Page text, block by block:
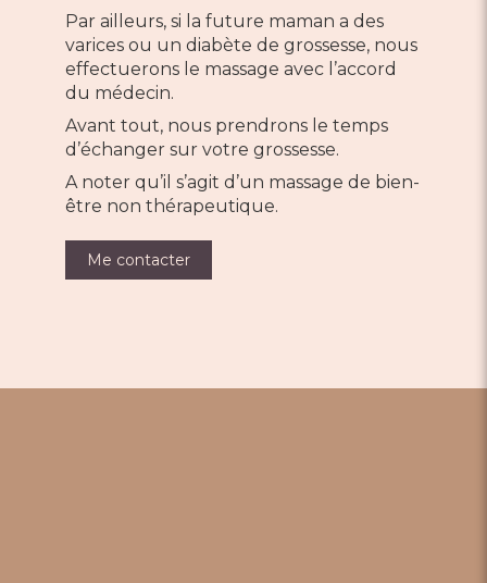
Par ailleurs, si la future maman a des
varices ou un diabète de grossesse, nous
effectuerons le massage avec l’accord
du médecin.
Avant tout, nous prendrons le temps
d’échanger sur votre grossesse.
A noter qu’il s’agit d’un massage de bien-
être non thérapeutique.
Me contacter